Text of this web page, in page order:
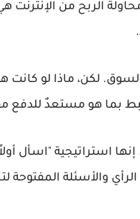
الربح من الإنترنت
لكن، ماذا لو
بما هو مستعدٌ للدفع
استراتيجية "اسأل
والأسئلة المفتوحة